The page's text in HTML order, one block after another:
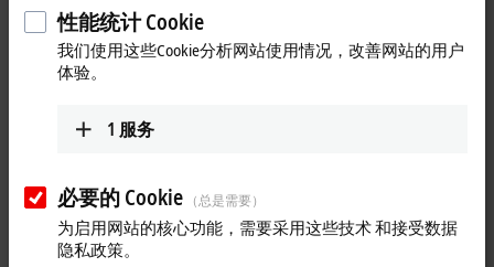
技
术
EP6xxx | EtherCAT 端子盒，通信
EP600x — 串口端子盒
的设备连接到控制层。
EP622x — IO-Link 主站端子盒
各种 Class A 或 Class B IO-Link 主站端子盒有 4 或 8 个通道、额外
性能统计 Cookie
我们使用这些Cookie分析网站使用情况，改善网站的用户
体验。
1 服务
必要的 Cookie （总是需要）
为启用网站的核心功能，需要采用这些技术 和接受数据
隐私政策。